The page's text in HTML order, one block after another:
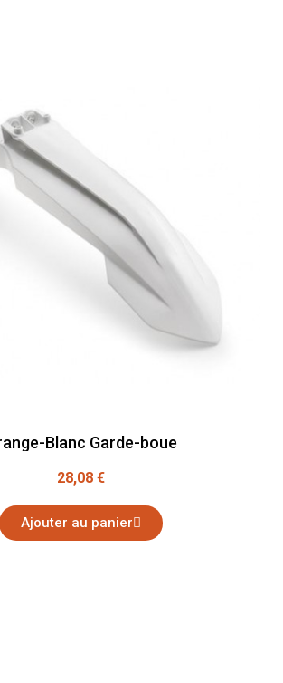
Blanc Garde-boue
28,08 €
Ajouter au panier